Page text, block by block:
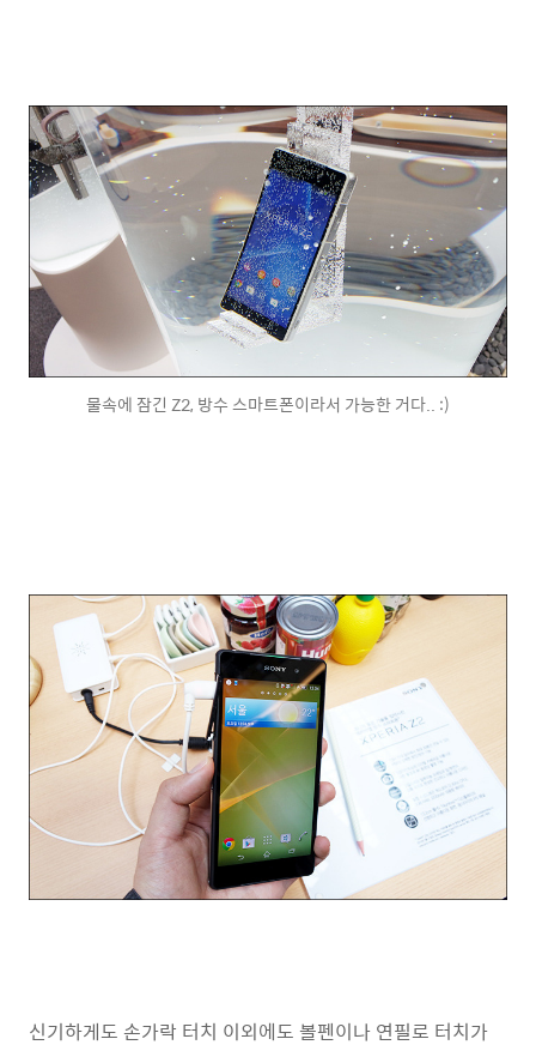
물속에 잠긴 Z2, 방수 스마트폰이라서 가능한 거다.. :)
신기하게도 손가락 터치 이외에도 볼펜이나 연필로 터치가